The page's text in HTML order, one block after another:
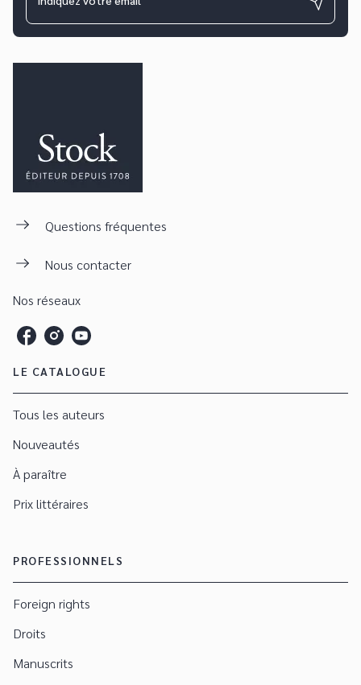
Questions fréquentes
Nous contacter
Nos réseaux
LE CATALOGUE
Tous les auteurs
Nouveautés
À paraître
Prix littéraires
PROFESSIONNELS
Foreign rights
Droits
Manuscrits